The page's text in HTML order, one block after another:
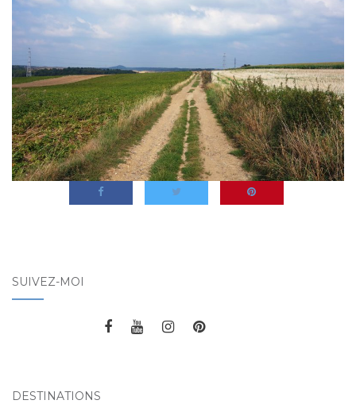
SUIVEZ-MOI
DESTINATIONS